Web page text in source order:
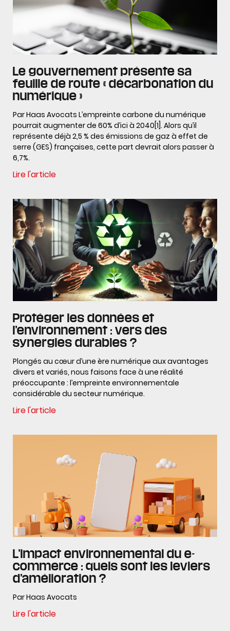
Le gouvernement présente sa
feuille de route « décarbonation du
numérique »
Par Haas Avocats L’empreinte carbone du numérique
pourrait augmenter de 60% d’ici à 2040[1]. Alors qu’il
représente déjà 2,5 % des émissions de gaz à effet de
serre (GES) françaises, cette part devrait alors passer à
6,7%.
Lire l'article
Protéger les données et
l’environnement : vers des
synergies durables ?
Plongés au cœur d’une ère numérique aux avantages
divers et variés, nous faisons face à une réalité
préoccupante : l’empreinte environnementale
considérable du secteur numérique.
Lire l'article
L’impact environnemental du e-
commerce : quels sont les leviers
d’amélioration ?
Par Haas Avocats
Lire l'article